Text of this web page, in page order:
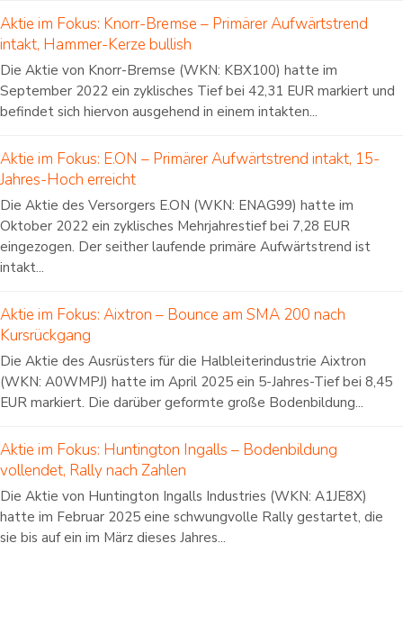
Aktie im Fokus: Knorr-Bremse – Primärer Aufwärtstrend
intakt, Hammer-Kerze bullish
Die Aktie von Knorr-Bremse (WKN: KBX100) hatte im
September 2022 ein zyklisches Tief bei 42,31 EUR markiert und
befindet sich hiervon ausgehend in einem intakten...
Aktie im Fokus: E.ON – Primärer Aufwärtstrend intakt, 15-
Jahres-Hoch erreicht
Die Aktie des Versorgers E.ON (WKN: ENAG99) hatte im
Oktober 2022 ein zyklisches Mehrjahrestief bei 7,28 EUR
eingezogen. Der seither laufende primäre Aufwärtstrend ist
intakt...
Aktie im Fokus: Aixtron – Bounce am SMA 200 nach
Kursrückgang
Die Aktie des Ausrüsters für die Halbleiterindustrie Aixtron
(WKN: A0WMPJ) hatte im April 2025 ein 5-Jahres-Tief bei 8,45
EUR markiert. Die darüber geformte große Bodenbildung...
Aktie im Fokus: Huntington Ingalls – Bodenbildung
vollendet, Rally nach Zahlen
Die Aktie von Huntington Ingalls Industries (WKN: A1JE8X)
hatte im Februar 2025 eine schwungvolle Rally gestartet, die
sie bis auf ein im März dieses Jahres...